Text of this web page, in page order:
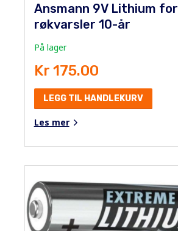
Ansmann 9V Lithium for
røkvarsler 10-år
På lager
Kr 175.00
LEGG TIL HANDLEKURV
Les mer